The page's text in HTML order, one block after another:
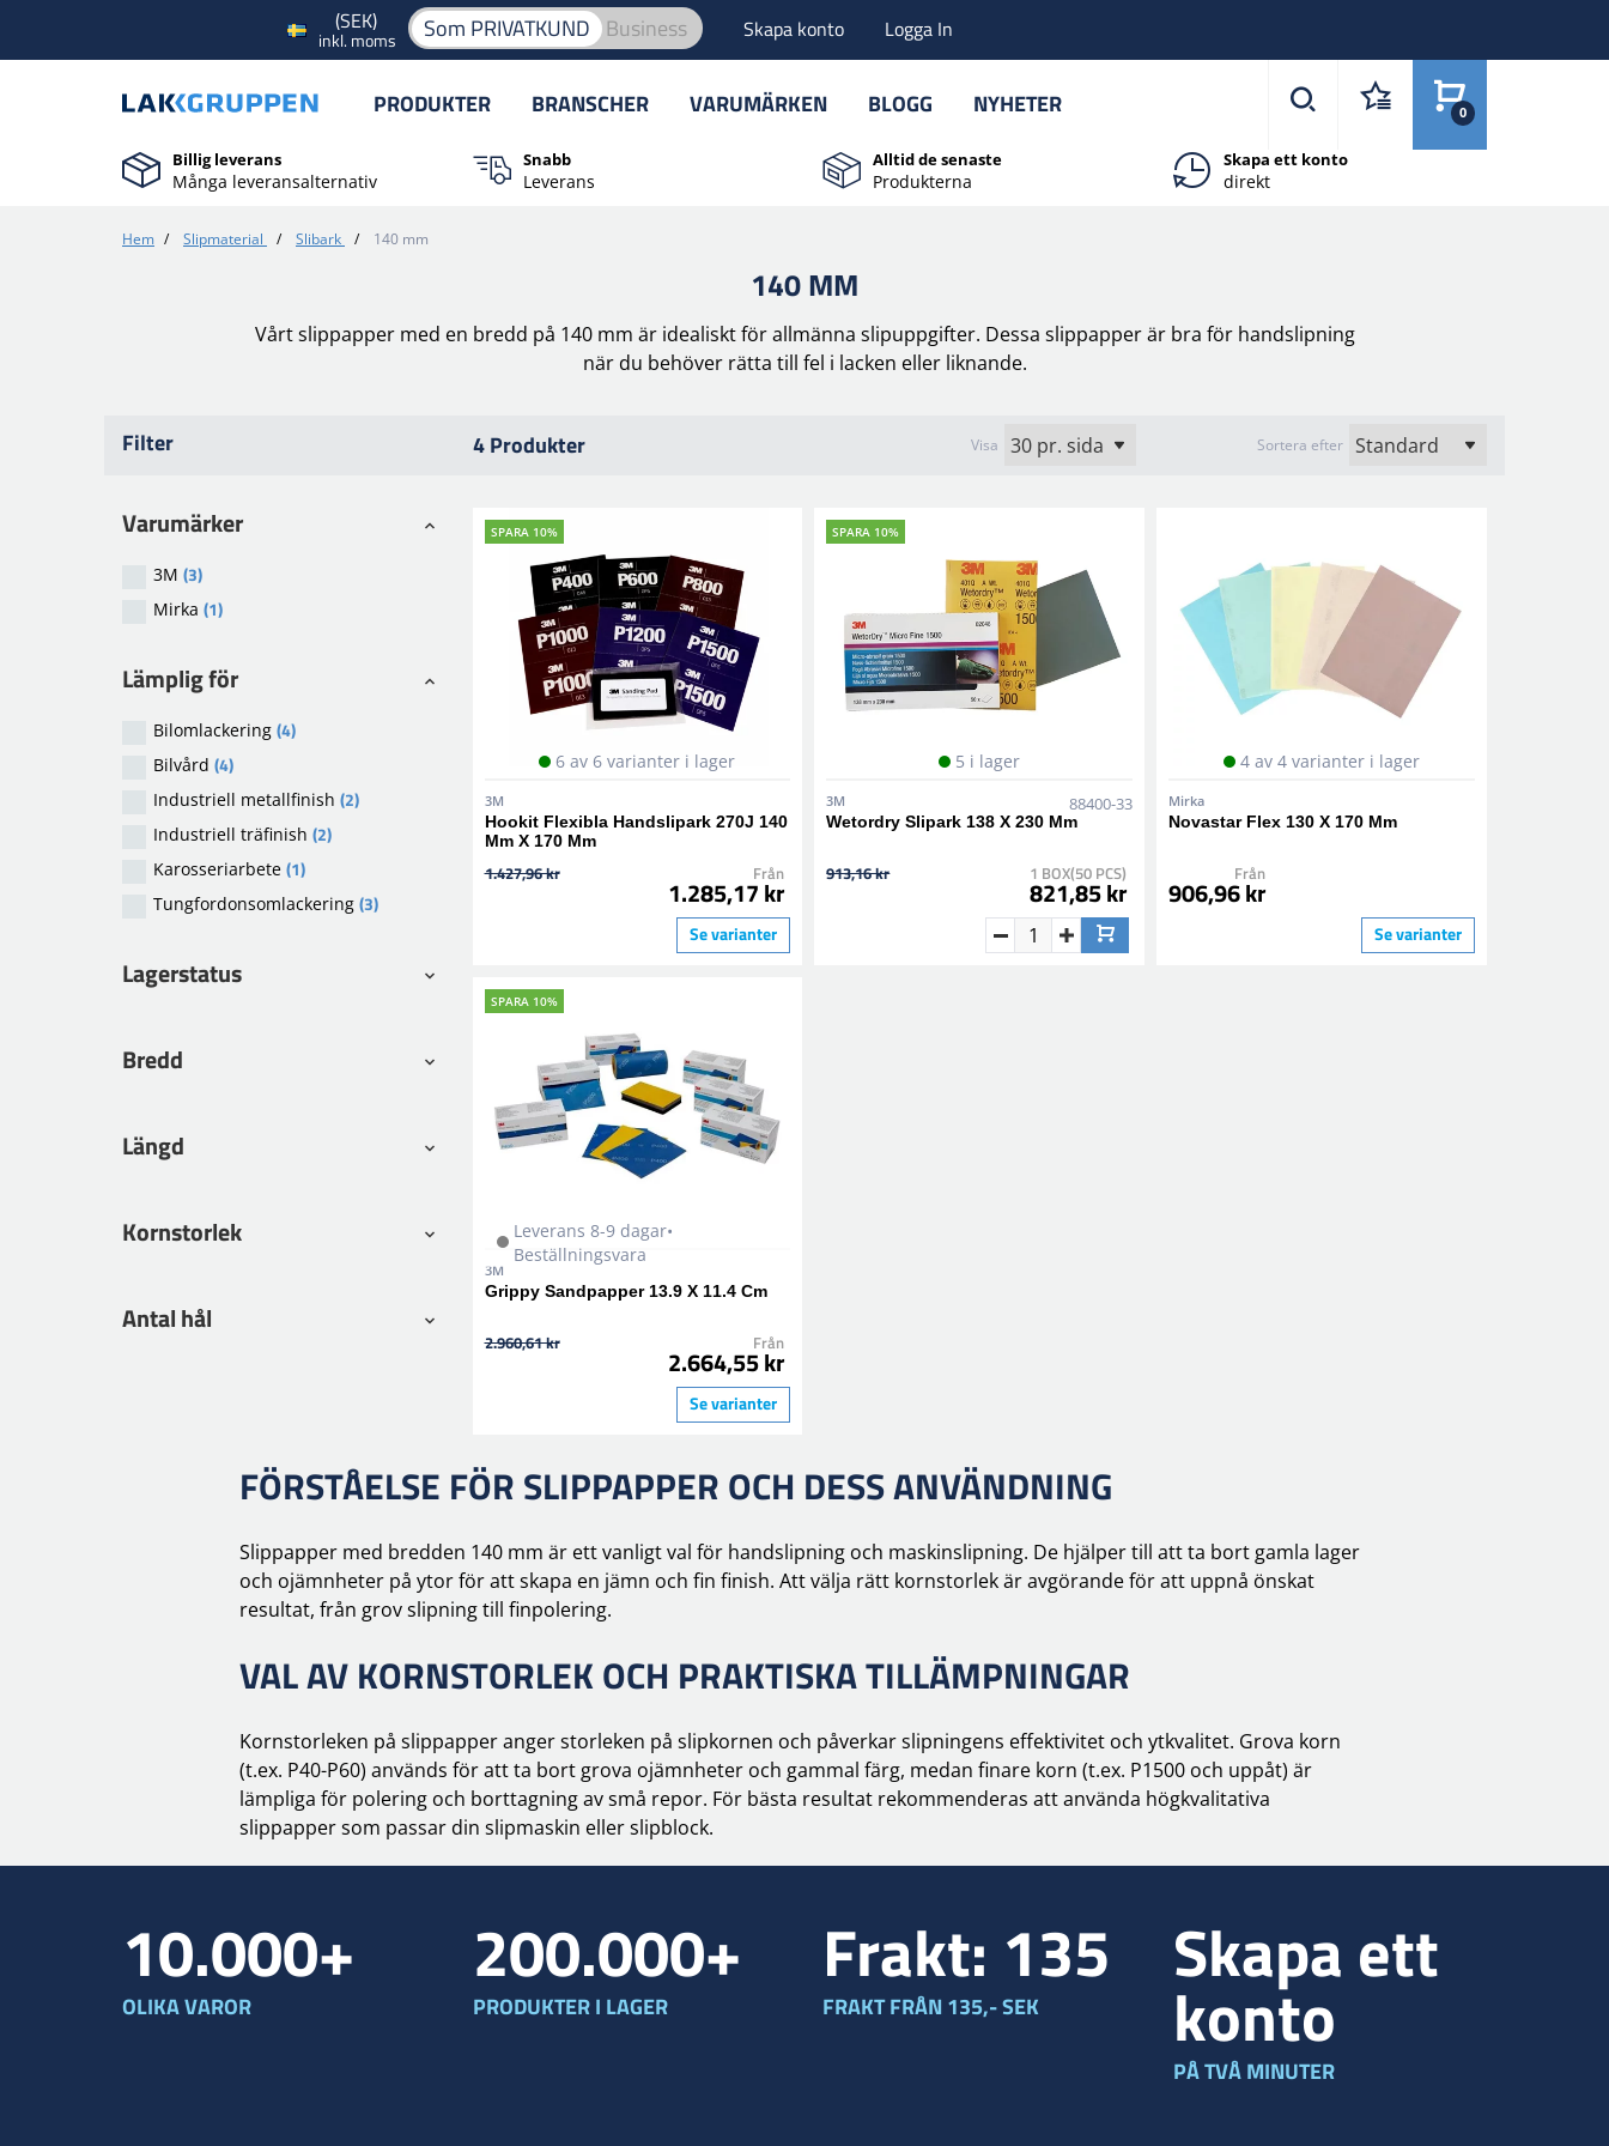
(SEK)
inkl. moms Som PRIVATKUND Business Skapa konto Logga In
PRODUKTER BRANSCHER VARUMÄRKEN BLOGG NYHETER 0
Billig leverans
Många leveransalternativ
Snabb
Leverans
Alltid de senaste
Produkterna
Skapa ett konto
direkt
Hem / Slipmaterial / Slibark / 140 mm
140 MM
Vårt slippapper med en bredd på 140 mm är idealiskt för allmänna slipuppgifter. Dessa slippapper är bra för handslipning
när du behöver rätta till fel i lacken eller liknande.
Filter
Varumärker
3M (3)
Mirka (1)
Lämplig för
Bilomlackering (4)
Bilvård (4)
Industriell metallfinish (2)
Industriell träfinish (2)
Karosseriarbete (1)
Tungfordonsomlackering (3)
Lagerstatus
Bredd
Längd
Kornstorlek
Antal hål
4 Produkter Visa Sortera efter
SPARA 10%
6 av 6 varianter i lager
3M
Hookit Flexibla Handslipark 270J 140
Mm X 170 Mm
1.427,96 kr Från
1.285,17 kr
Se varianter
SPARA 10%
5 i lager
3M 88400-33
Wetordry Slipark 138 X 230 Mm
913,16 kr 1 BOX(50 PCS)
821,85 kr
4 av 4 varianter i lager
Mirka
Novastar Flex 130 X 170 Mm
Från
906,96 kr
Se varianter
SPARA 10%
Leverans 8-9 dagar•
Beställningsvara
3M
Grippy Sandpapper 13.9 X 11.4 Cm
2.960,61 kr Från
2.664,55 kr
Se varianter
FÖRSTÅELSE FÖR SLIPPAPPER OCH DESS ANVÄNDNING
Slippapper med bredden 140 mm är ett vanligt val för handslipning och maskinslipning. De hjälper till att ta bort gamla lager
och ojämnheter på ytor för att skapa en jämn och fin finish. Att välja rätt kornstorlek är avgörande för att uppnå önskat
resultat, från grov slipning till finpolering.
VAL AV KORNSTORLEK OCH PRAKTISKA TILLÄMPNINGAR
Kornstorleken på slippapper anger storleken på slipkornen och påverkar slipningens effektivitet och ytkvalitet. Grova korn
(t.ex. P40-P60) används för att ta bort grova ojämnheter och gammal färg, medan finare korn (t.ex. P1500 och uppåt) är
lämpliga för polering och borttagning av små repor. För bästa resultat rekommenderas att använda högkvalitativa
slippapper som passar din slipmaskin eller slipblock.
10.000+
OLIKA VAROR
200.000+
PRODUKTER I LAGER
Frakt: 135
FRAKT FRÅN 135,- SEK
Skapa ett
konto
PÅ TVÅ MINUTER